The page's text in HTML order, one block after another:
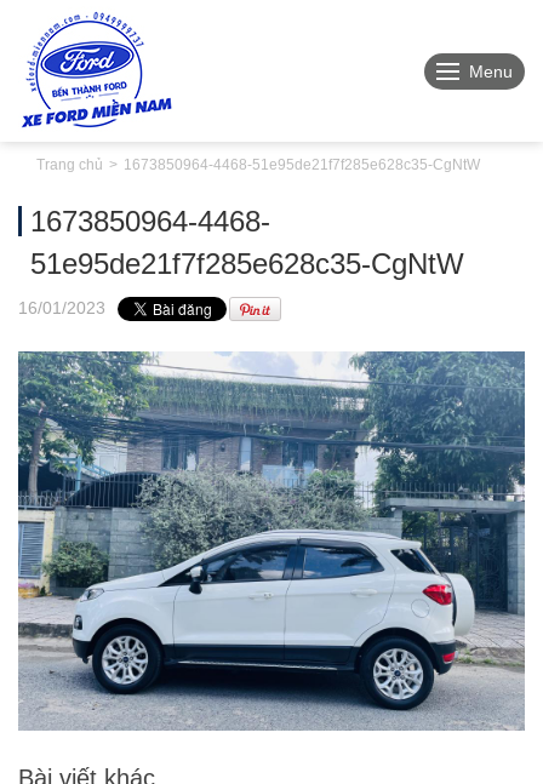
Menu
Trang chủ 1673850964-4468-51e95de21f7f285e628c35-CgNtW
1673850964-4468-
51e95de21f7f285e628c35-CgNtW
16/01/2023
Bài viết khác